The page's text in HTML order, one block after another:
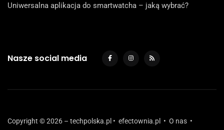
Uniwersalna aplikacja do smartwatcha – jaką wybrać?
Nasze social media
Copyright © 2026 – techpolska.pl • efectownia.pl • O nas •